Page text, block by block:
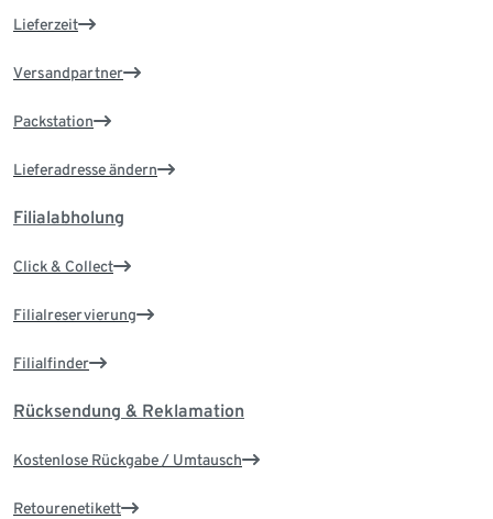
Lieferzeit
Versandpartner
Packstation
Lieferadresse ändern
Filialabholung
Click & Collect
Filialreservierung
Filialfinder
Rücksendung & Reklamation
Kostenlose Rückgabe / Umtausch
Retourenetikett